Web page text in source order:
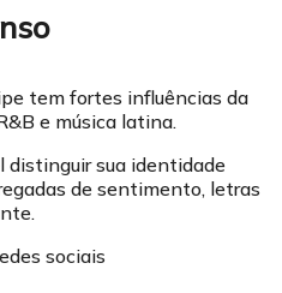
tem fortes influências da
e música latina.
distinguir sua identidade
de sentimento, letras
sociais